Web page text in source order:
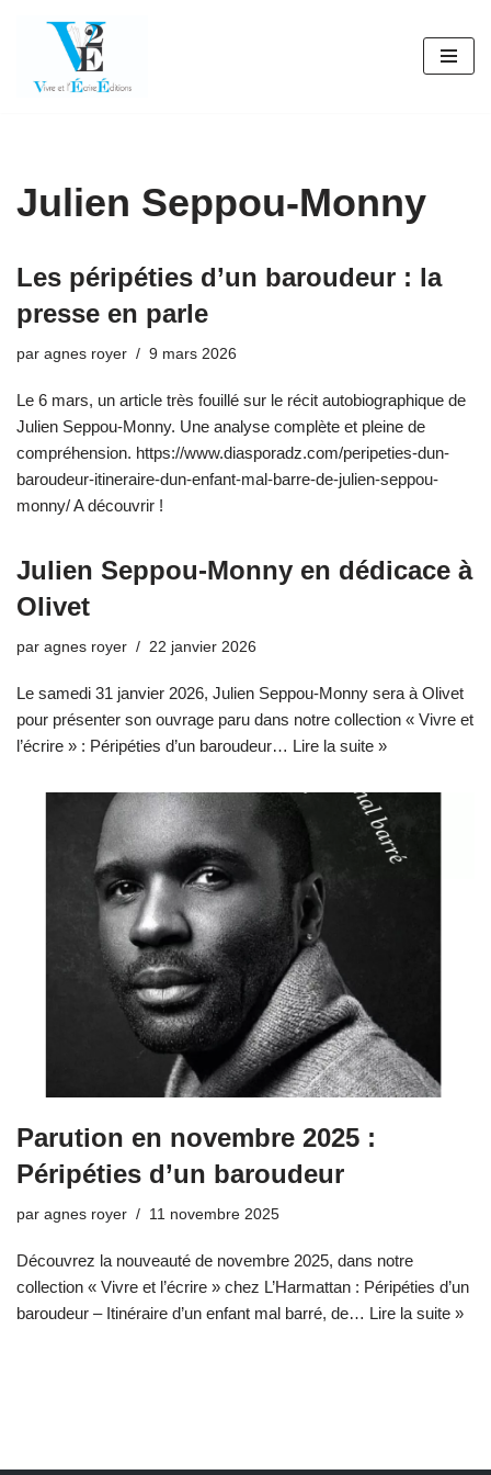
au
Julien Seppou-Monny
Les péripéties d’un baroudeur : la
presse en parle
par agnes royer 9 mars 2026
Le 6 mars, un article très fouillé sur le récit autobiographique de
Julien Seppou-Monny. Une analyse complète et pleine de
compréhension. https://www.diasporadz.com/peripeties-dun-
baroudeur-itineraire-dun-enfant-mal-barre-de-julien-seppou-
monny/ A découvrir !
Julien Seppou-Monny en dédicace à
Olivet
par agnes royer 22 janvier 2026
Le samedi 31 janvier 2026, Julien Seppou-Monny sera à Olivet
pour présenter son ouvrage paru dans notre collection « Vivre et
l’écrire » : Péripéties d’un baroudeur… Lire la suite »
Parution en novembre 2025 :
Péripéties d’un baroudeur
par agnes royer 11 novembre 2025
Découvrez la nouveauté de novembre 2025, dans notre
collection « Vivre et l’écrire » chez L’Harmattan : Péripéties d’un
baroudeur – Itinéraire d’un enfant mal barré, de… Lire la suite »